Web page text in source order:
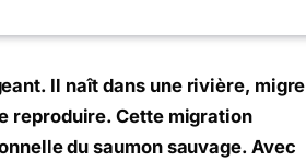
Il naît dans une rivière, migre
reproduire. Cette migration
du saumon sauvage. Avec